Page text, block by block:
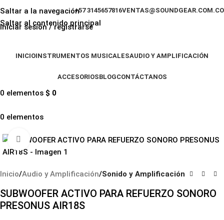
Saltar a la navegación
Saltar al contenido principal
+57 3145657816VENTAS@SOUNDGEAR.COM.CO
Iniciar sesión / registrarse
INICIOINSTRUMENTOS MUSICALESAUDIO Y AMPLIFICACIÓN
ACCESORIOSBLOGCONTÁCTANOS
0 elementos $ 0
0 elementos
Haga clic para ampliar
Inicio Audio y Amplificación Sonido y Amplificación
SUBWOOFER ACTIVO PARA REFUERZO SONORO
PRESONUS AIR18S